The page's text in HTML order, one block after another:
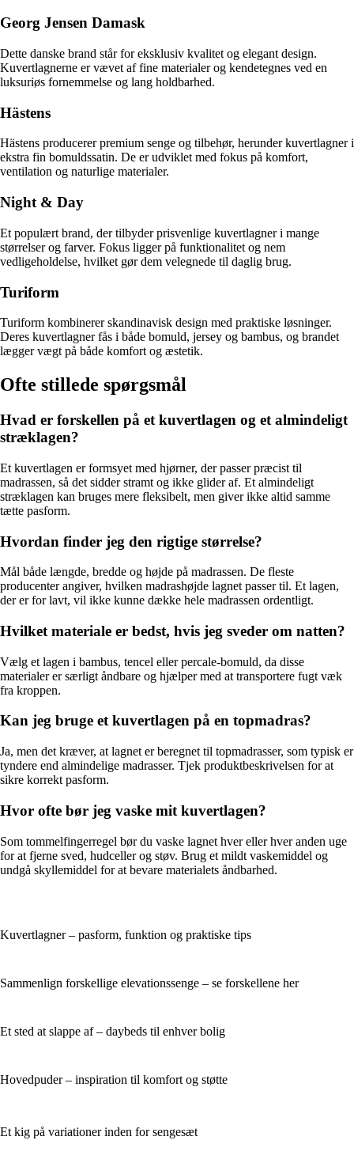
Georg Jensen Damask
Dette danske brand står for eksklusiv kvalitet og elegant design.
Kuvertlagnerne er vævet af fine materialer og kendetegnes ved en
luksuriøs fornemmelse og lang holdbarhed.
Hästens
Hästens producerer premium senge og tilbehør, herunder kuvertlagner i
ekstra fin bomuldssatin. De er udviklet med fokus på komfort,
ventilation og naturlige materialer.
Night & Day
Et populært brand, der tilbyder prisvenlige kuvertlagner i mange
størrelser og farver. Fokus ligger på funktionalitet og nem
vedligeholdelse, hvilket gør dem velegnede til daglig brug.
Turiform
Turiform kombinerer skandinavisk design med praktiske løsninger.
Deres kuvertlagner fås i både bomuld, jersey og bambus, og brandet
lægger vægt på både komfort og æstetik.
Ofte stillede spørgsmål
Hvad er forskellen på et kuvertlagen og et almindeligt
stræklagen?
Et kuvertlagen er formsyet med hjørner, der passer præcist til
madrassen, så det sidder stramt og ikke glider af. Et almindeligt
stræklagen kan bruges mere fleksibelt, men giver ikke altid samme
tætte pasform.
Hvordan finder jeg den rigtige størrelse?
Mål både længde, bredde og højde på madrassen. De fleste
producenter angiver, hvilken madrashøjde lagnet passer til. Et lagen,
der er for lavt, vil ikke kunne dække hele madrassen ordentligt.
Hvilket materiale er bedst, hvis jeg sveder om natten?
Vælg et lagen i bambus, tencel eller percale-bomuld, da disse
materialer er særligt åndbare og hjælper med at transportere fugt væk
fra kroppen.
Kan jeg bruge et kuvertlagen på en topmadras?
Ja, men det kræver, at lagnet er beregnet til topmadrasser, som typisk er
tyndere end almindelige madrasser. Tjek produktbeskrivelsen for at
sikre korrekt pasform.
Hvor ofte bør jeg vaske mit kuvertlagen?
Som tommelfingerregel bør du vaske lagnet hver eller hver anden uge
for at fjerne sved, hudceller og støv. Brug et mildt vaskemiddel og
undgå skyllemiddel for at bevare materialets åndbarhed.
Kuvertlagner – pasform, funktion og praktiske tips
Sammenlign forskellige elevationssenge – se forskellene her
Et sted at slappe af – daybeds til enhver bolig
Hovedpuder – inspiration til komfort og støtte
Et kig på variationer inden for sengesæt